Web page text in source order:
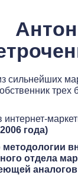
сильнейших
трех
методологии
отдела
аналогов
года)
Антон